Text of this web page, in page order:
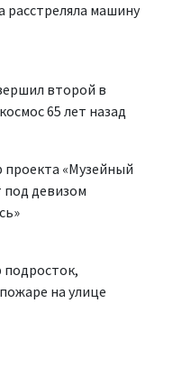
машину
второй в
65 лет назад
«Музейный
девизом
подросток,
на улице